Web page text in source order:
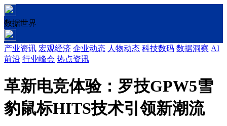
数据世界
产业资讯 宏观经济 企业动态 人物动态 科技数码 数据洞察 AI
前沿 行业峰会 热点资讯
革新电竞体验：罗技GPW5雪
豹鼠标HITS技术引领新潮流